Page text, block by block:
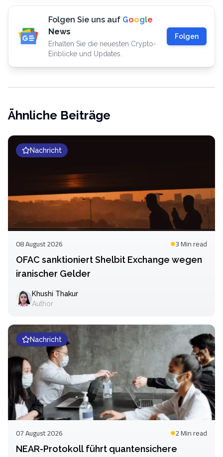
Folgen Sie uns auf Google
News
Erhalten Sie die neuesten Crypto-
Einblicke und Updates.
Folgen
Ähnliche Beiträge
Nachricht
08 August 2026 3 Minread
OFAC sanktioniert Shelbit Exchange wegen
iranischer Gelder
Khushi Thakur
Author
Nachricht
07 August 2026 2 Minread
NEAR-Protokoll führt quantensichere